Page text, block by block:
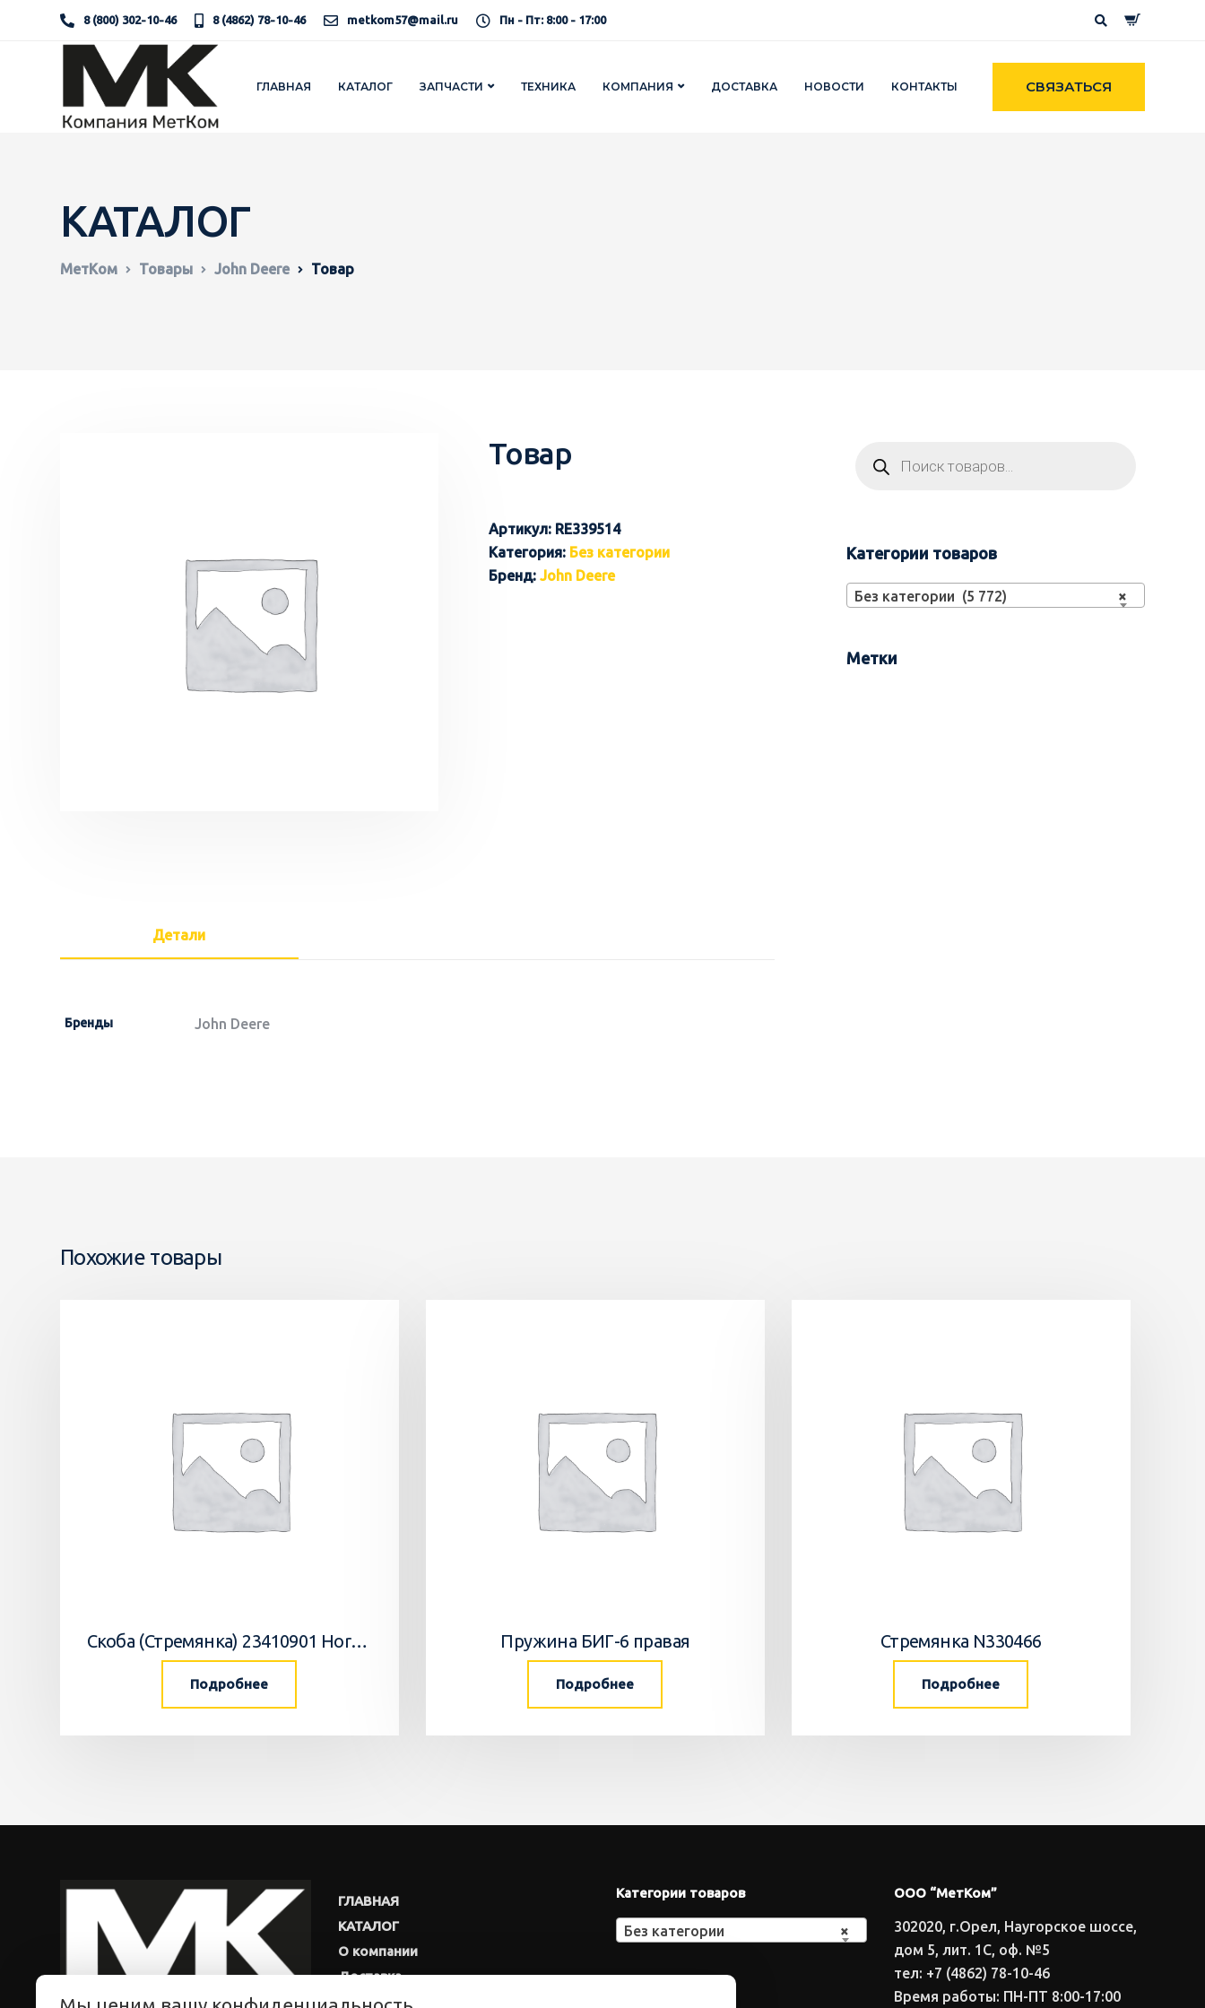
8 (800) 302-10-46 8 (4862) 78-10-46 metkom57@mail.ru Пн - Пт: 8:00 - 17:00
ГЛАВНАЯ КАТАЛОГ ЗАПЧАСТИ ТЕХНИКА КОМПАНИЯ ДОСТАВКА НОВОСТИ КОНТАКТЫ СВЯЗАТЬСЯ
КАТАЛОГ
МетКом Товары John Deere Товар
Товар
Артикул: RE339514
Категория: Без категории
Бренд: John Deere
Детали
Бренды John Deere
Категории товаров
×
Без категории (5 772)
Метки
Похожие товары
Скоба (Стремянка) 23410901 Horsch
Подробнее
Пружина БИГ-6 правая
Подробнее
Стремянка N330466
Подробнее
ГЛАВНАЯ
КАТАЛОГ
О компании
Доставка
Новости
Категории товаров
×
Без категории
ООО “МетКом”
302020, г.Орел, Наугорское шоссе,
дом 5, лит. 1С, оф. №5
тел: +7 (4862) 78-10-46
Время работы: ПН-ПТ 8:00-17:00